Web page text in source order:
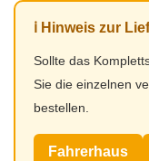
ℹ️ Hinweis zur
Sollte das
Sie die einzelnen
bestellen.
Fahrerhaus